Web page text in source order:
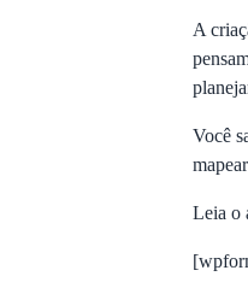
A
Você
Leia o